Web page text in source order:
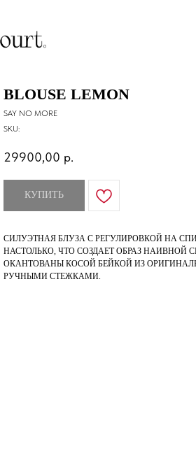
BLOUSE LEMON
SAY NO MORE
SKU:
29900,00 р.
КУПИТЬ
СИЛУЭТНАЯ БЛУЗА С РЕГУЛИРОВКОЙ НА
НАСТОЛЬКО, ЧТО СОЗДАЕТ ОБРАЗ НАИВНОЙ
ОКАНТОВАНЫ КОСОЙ БЕЙКОЙ ИЗ
РУЧНЫМИ СТЕЖКАМИ.